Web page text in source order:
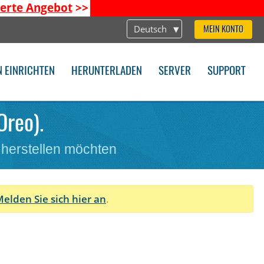
Angebot>>
Deutsch MEIN KONTO
EINRICHTEN HERUNTERLADEN SERVER SUPPORT
möchten
Sie sich hier an.